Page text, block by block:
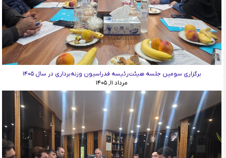
برگزاری سومین جلسه هیئت‌رئیسه فدراسیون وزنه‌برداری در سال ۱۴۰۵
مرداد ۱۱, ۱۴۰۵